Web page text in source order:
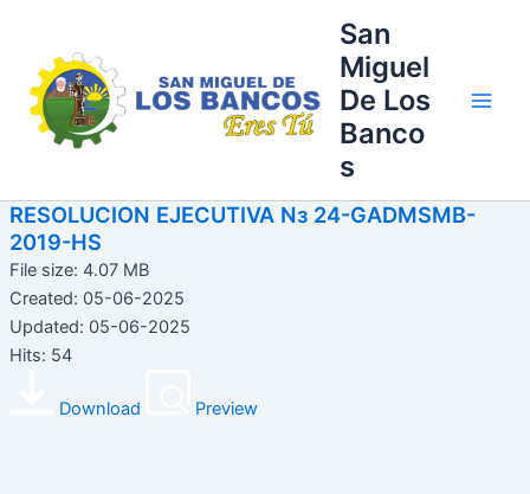
contenido
San
Miguel
De Los
Banco
s
RESOLUCION EJECUTIVA Nз 24-GADMSMB-
2019-HS
File size: 4.07 MB
Created: 05-06-2025
Updated: 05-06-2025
Hits: 54
Download Preview